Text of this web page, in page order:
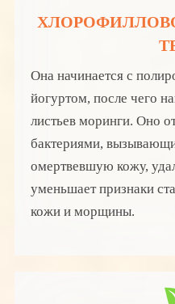
Она начинается с
йогуртом, после чего
листьев моринги. Оно
бактериями,
омертвевшую кожу,
уменьшает признаки
кожи и морщины.